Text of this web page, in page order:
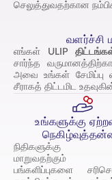
செலுத்துவதற்கான
வளர்ச்சி
எங்கள் ULIP
சார்ந்த
அவை உங்கள்
சீராகத் திட்டமிட
உங்களுக்கு
நிதிகளுக்கு
மாறுவதற்கும்
பங்களிப்புகளை